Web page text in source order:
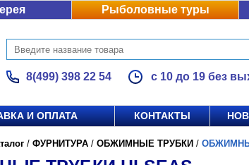
Рыболовные туры
8(499) 398 22 54 с 10 до 19 без
И ОПЛАТА КОНТАКТЫ
/ ФУРНИТУРА / ОБЖИМНЫЕ ТРУБКИ /